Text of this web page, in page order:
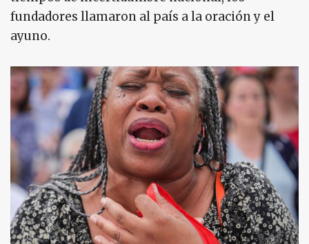
fundadores llamaron al país a la oración y el
ayuno.